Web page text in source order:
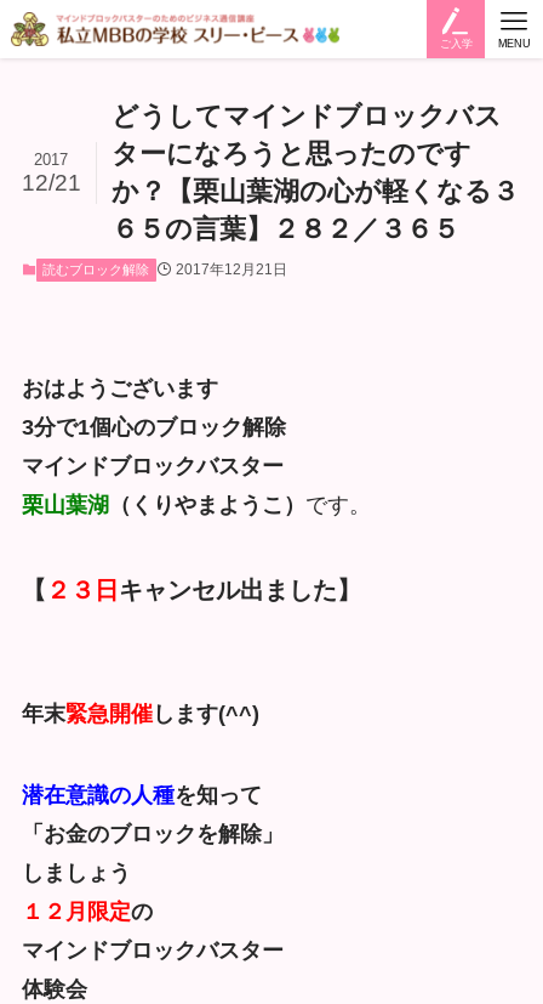
ご入学 MENU
どうしてマインドブロックバス
ターになろうと思ったのです
か？【栗山葉湖の心が軽くなる３
６５の言葉】２８２／３６５
2017
12/21
読むブロック解除 2017年12月21日
おはようございます
3分で1個心のブロック解除
マインドブロックバスター
栗山葉湖 （くりやまようこ） です。
【 ２３日 キャンセル出ました】
年末緊急開催します(^^)
潜在意識の人種を知って
「お金のブロックを解除」
しましょう
１２月限定の
マインドブロックバスター
体験会